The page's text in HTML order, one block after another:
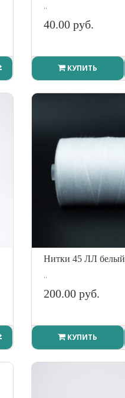
..
40.00 руб.
КУПИТЬ
Нитки 45 ЛЛ белый
..
200.00 руб.
КУПИТЬ